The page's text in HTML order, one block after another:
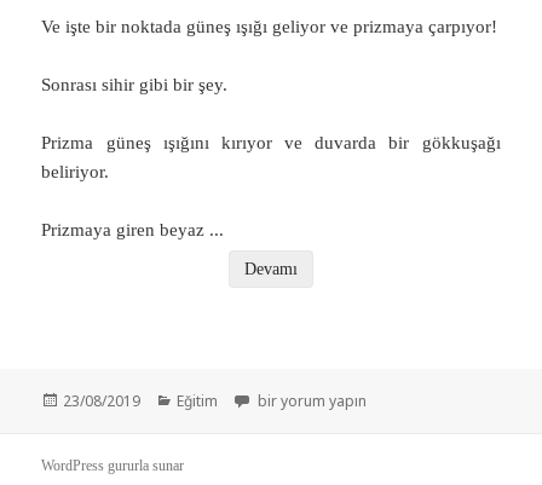
Ve işte bir noktada güneş ışığı geliyor ve prizmaya çarpıyor!
Sonrası sihir gibi bir şey.
Prizma güneş ışığını kırıyor ve duvarda bir gökkuşağı
beliriyor.
Prizmaya giren beyaz ...
Devamı
Yayın
23/08/2019 Kategoriler
Eğitim Yeni Renk Hayal Etmek Neden
bir yorum yapın
WordPress gururla sunar